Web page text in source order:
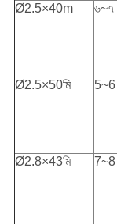
Ø2.5×40m ৬~৭
Ø2.5×50মি 5~6
Ø2.8×43মি 7~8